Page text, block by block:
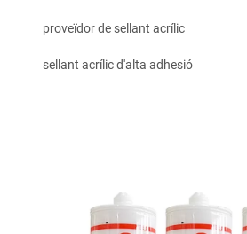
proveïdor de sellant acrílic
sellant acrílic d'alta adhesió